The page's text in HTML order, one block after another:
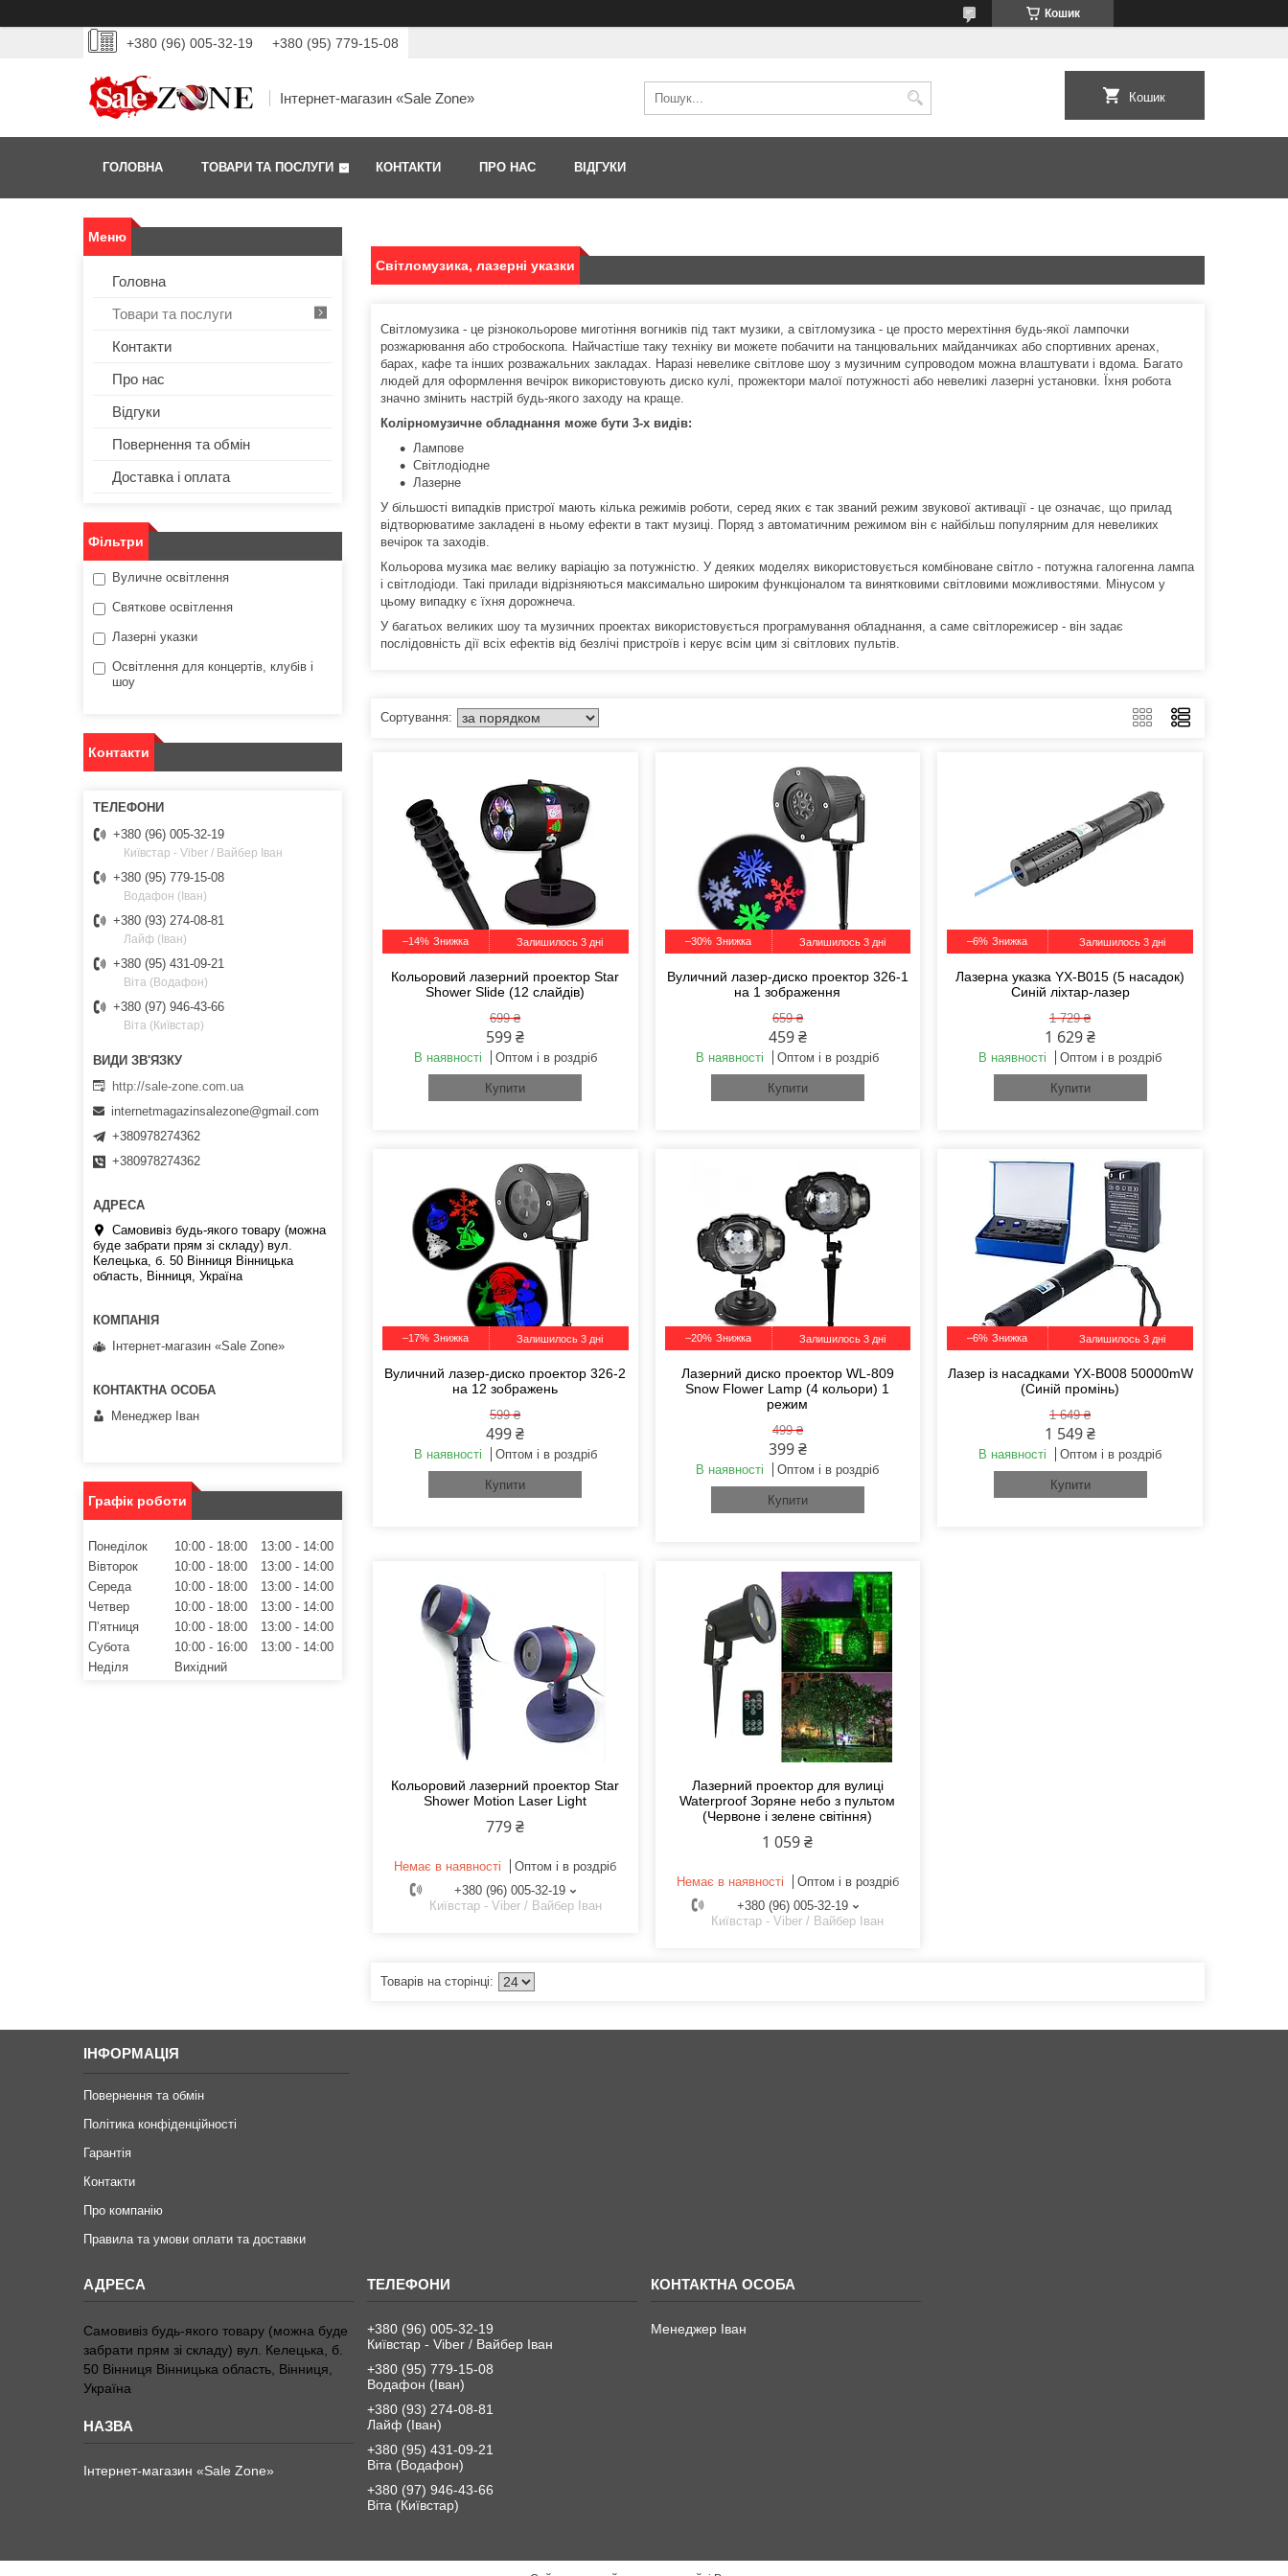
Кошик
+380 (96) 005-32-19 +380 (95) 779-15-08
Інтернет-магазин «Sale Zone» Кошик
ГОЛОВНА ТОВАРИ ТА ПОСЛУГИ КОНТАКТИ ПРО НАС ВІДГУКИ
Світломузика, лазерні указки
Світломузика - це різнокольорове миготіння вогників під такт музики, а світломузика - це просто мерехтіння будь-якої лампочки
розжарювання або стробоскопа. Найчастіше таку техніку ви можете побачити на танцювальних майданчиках або спортивних аренах,
барах, кафе та інших розважальних закладах. Наразі невелике світлове шоу з музичним супроводом можна влаштувати і вдома. Багато
людей для оформлення вечірок використовують диско кулі, прожектори малої потужності або невеликі лазерні установки. Їхня робота
значно змінить настрій будь-якого заходу на краще.
Колірномузичне обладнання може бути 3-х видів:
Лампове
Світлодіодне
Лазерне
У більшості випадків пристрої мають кілька режимів роботи, серед яких є так званий режим звукової активації - це означає, що прилад
відтворюватиме закладені в ньому ефекти в такт музиці. Поряд з автоматичним режимом він є найбільш популярним для невеликих
вечірок та заходів.
Кольорова музика має велику варіацію за потужністю. У деяких моделях використовується комбіноване світло - потужна галогенна лампа
і світлодіоди. Такі прилади відрізняються максимально широким функціоналом та винятковими світловими можливостями. Мінусом у
цьому випадку є їхня дорожнеча.
У багатьох великих шоу та музичних проектах використовується програмування обладнання, а саме світлорежисер - він задає
послідовність дії всіх ефектів від безлічі пристроїв і керує всім цим зі світлових пультів.
–14% Залишилось 3 дні
Кольоровий лазерний проектор Star
Shower Slide (12 слайдів)
699 ₴
599 ₴
В наявності Оптом і в роздріб
Купити
–30% Залишилось 3 дні
Вуличний лазер-диско проектор 326-1
на 1 зображення
659 ₴
459 ₴
В наявності Оптом і в роздріб
Купити
–6% Залишилось 3 дні
Лазерна указка YX-B015 (5 насадок)
Синій ліхтар-лазер
1 729 ₴
1 629 ₴
В наявності Оптом і в роздріб
Купити
–17% Залишилось 3 дні
Вуличний лазер-диско проектор 326-2
на 12 зображень
599 ₴
499 ₴
В наявності Оптом і в роздріб
Купити
–20% Залишилось 3 дні
Лазерний диско проектор WL-809
Snow Flower Lamp (4 кольори) 1
режим
499 ₴
399 ₴
В наявності Оптом і в роздріб
Купити
–6% Залишилось 3 дні
Лазер із насадками YX-B008 50000mW
(Синій промінь)
1 649 ₴
1 549 ₴
В наявності Оптом і в роздріб
Купити
Кольоровий лазерний проектор Star
Shower Motion Laser Light
779 ₴
Немає в наявності
Оптом і в роздріб
+380 (96) 005-32-19
Київстар - Viber / Вайбер Іван
Лазерний проектор для вулиці
Waterproof Зоряне небо з пультом
(Червоне і зелене світіння)
1 059 ₴
Немає в наявності
Оптом і в роздріб
+380 (96) 005-32-19
Київстар - Viber / Вайбер Іван
Головна
Товари та послуги
Контакти
Про нас
Відгуки
Повернення та обмін
Доставка і оплата
Фільтри
Вуличне освітлення
Святкове освітлення
Лазерні указки
Освітлення для концертів, клубів і
шоу
Контакти
+380 (96) 005-32-19
Київстар - Viber / Вайбер Іван
+380 (95) 779-15-08
Водафон (Іван)
+380 (93) 274-08-81
Лайф (Іван)
+380 (95) 431-09-21
Віта (Водафон)
+380 (97) 946-43-66
Віта (Київстар)
http://sale-zone.com.ua
internetmagazinsalezone@gmail.com
+380978274362
+380978274362
Самовивіз будь-якого товару (можна
буде забрати прям зі складу) вул.
Келецька, б. 50 Вінниця Вінницька
область, Вінниця, Україна
Інтернет-магазин «Sale Zone»
Менеджер Іван
Графік роботи
Понеділок 10:00 18:00 13:00
14:00
Вівторок
10:00 18:00 13:00
14:00
Середа
10:00 18:00 13:00
14:00
Четвер
10:00 18:00 13:00
14:00
Пʼятниця
10:00 18:00 13:00
14:00
Субота
10:00 16:00 13:00
14:00
Неділя
Вихідний
ІНФОРМАЦІЯ
Повернення та обмін
Політика конфіденційності
Гарантія
Контакти
Про компанію
Правила та умови оплати та доставки
Самовивіз будь-якого товару (можна буде
забрати прям зі складу) вул. Келецька, б.
50 Вінниця Вінницька область, Вінниця,
Україна
Інтернет-магазин «Sale Zone»
+380 (96) 005-32-19
Київстар - Viber / Вайбер Іван
+380 (95) 779-15-08
Водафон (Іван)
+380 (93) 274-08-81
Лайф (Іван)
+380 (95) 431-09-21
Віта (Водафон)
+380 (97) 946-43-66
Віта (Київстар)
Менеджер Іван